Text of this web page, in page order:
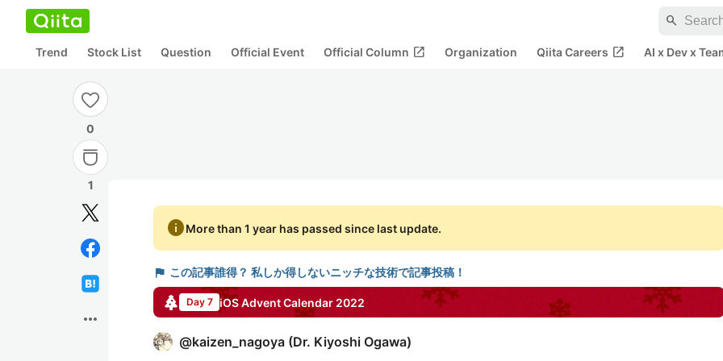
search
Trend Stock List Question Official Event Official Column open_in_new Organization Qiita Careers open_in_new AI x Dev x
0
1
more_horiz
infoMore than 1 year has passed since last update.
flag この記事誰得？ 私しか得しないニッチな技術で記事投稿！
Day 7 iOSAdvent Calendar 2022
@kaizen_nagoya (Dr. Kiyoshi Ogawa)